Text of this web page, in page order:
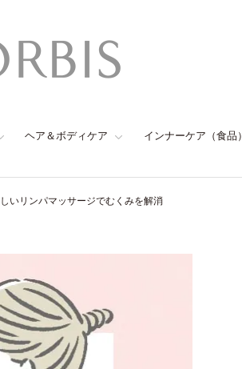
ヘア＆ボディケア インナーケア（食品）
いリンパマッサージでむくみを解消